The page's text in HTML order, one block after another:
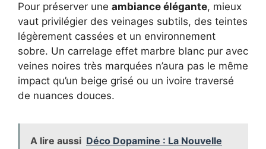
Pour préserver une ambiance élégante, mieux
vaut privilégier des veinages subtils, des teintes
légèrement cassées et un environnement
sobre. Un carrelage effet marbre blanc pur avec
veines noires très marquées n’aura pas le même
impact qu’un beige grisé ou un ivoire traversé
de nuances douces.
A lire aussi Déco Dopamine : La Nouvelle